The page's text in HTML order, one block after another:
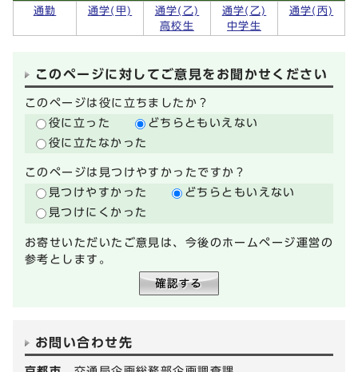
通勤
通学(甲)
通学(乙)
高校生
通学(乙)
中学生
通学(丙)
このページに対してご意見をお聞かせください
このページは役に立ちましたか？
役に立った
どちらともいえない
役に立たなかった
このページは見つけやすかったですか？
見つけやすかった
どちらともいえない
見つけにくかった
お寄せいただいたご意見は、今後のホームページ運営の
参考とします。
お問い合わせ先